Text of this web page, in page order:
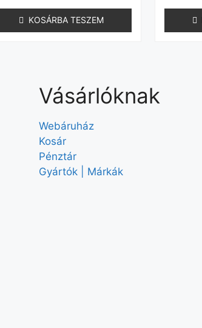
KOSÁRBA TESZEM
Vásárlóknak
Webáruház
Kosár
Pénztár
Gyártók | Márkák